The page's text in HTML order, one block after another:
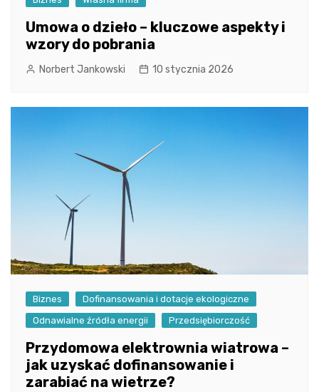
Umowa o dzieło – kluczowe aspekty i
wzory do pobrania
Norbert Jankowski 10 stycznia 2026
Biznes
Dofinansowania i dotacje ekologiczne
Odnawialne źródła energii
Przedsiębiorczość
Przydomowa elektrownia wiatrowa –
jak uzyskać dofinansowanie i
zarabiać na wietrze?